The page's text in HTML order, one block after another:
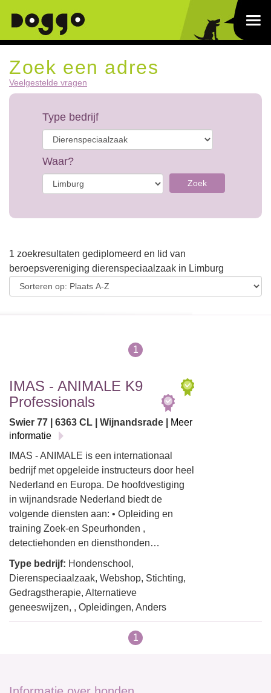
Zoek een adres
Veelgestelde vragen
Type bedrijf
Waar?
Zoek
1 zoekresultaten gediplomeerd en lid van
beroepsvereniging dierenspeciaalzaak in Limburg
1
IMAS - ANIMALE K9
Professionals
Swier 77 | 6363 CL | Wijnandsrade |
Meer
informatie
IMAS - ANIMALE is een internationaal
bedrijf met opgeleide instructeurs door heel
Nederland en Europa. De hoofdvestiging
in wijnandsrade Nederland biedt de
volgende diensten aan: • Opleiding en
training Zoek-en Speurhonden ,
detectiehonden en diensthonden…
Type bedrijf: Hondenschool,
Dierenspeciaalzaak, Webshop, Stichting,
Gedragstherapie, Alternatieve
geneeswijzen, , Opleidingen, Anders
1